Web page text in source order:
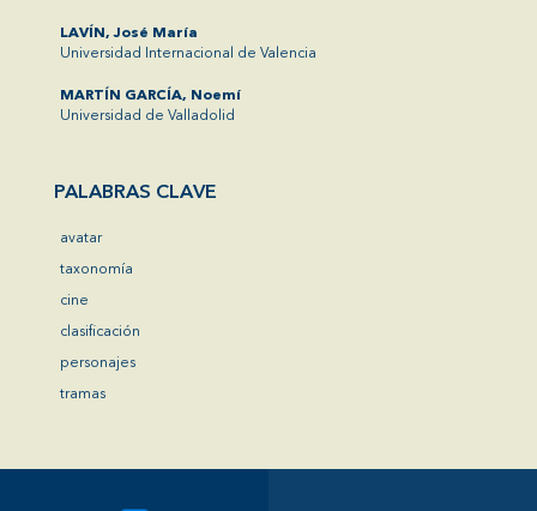
LAVÍN, José María
Universidad Internacional de Valencia
MARTÍN GARCÍA, Noemí
Universidad de Valladolid
PALABRAS CLAVE
avatar
taxonomía
cine
clasificación
personajes
tramas